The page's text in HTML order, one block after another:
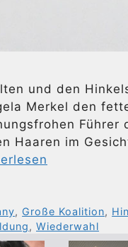
und den
Merkel den
Führer
Haaren im
, Große Koalition,
, Wiederwahl